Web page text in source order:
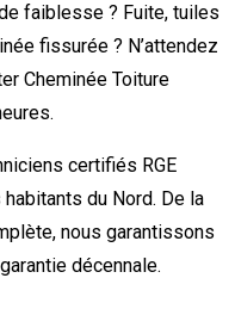
faiblesse ? Fuite, tuiles
fissurée ? N’attendez
Cheminée Toiture
certifiés RGE
du Nord. De la
nous garantissons
décennale.